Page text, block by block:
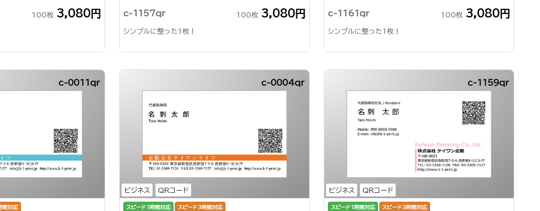
100枚 3,080円 c-1157qr 100枚 3,080円
シンプルに整った1枚！
c-1161qr 100枚 3,080円
シンプルに整った1枚！
c-0011qr
間対応
ビジネス QRコード
c-0004qr
スピード1時間対応 スピード3時間対応
ビジネス QRコード
c-1159qr
スピード1時間対応 スピード3時間対応